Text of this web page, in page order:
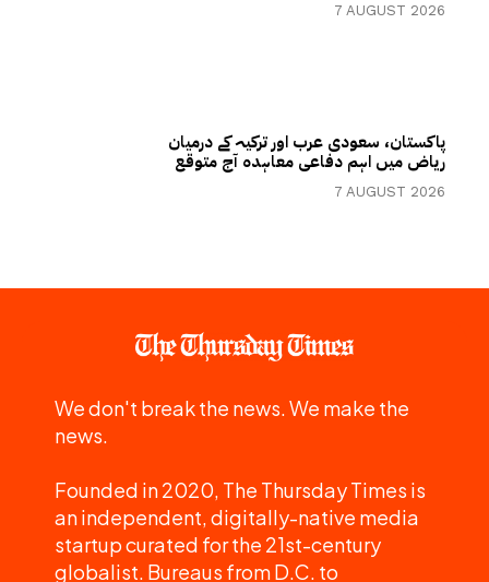
7 AUGUST 2026
پاکستان، سعودی عرب اور ترکیہ کے درمیان
ریاض میں اہم دفاعی معاہدہ آج متوقع
7 AUGUST 2026
We don't break the news. We make the
news.
Founded in 2020, The Thursday Times is
an independent, digitally-native media
startup curated for the 21st-century
globalist. Bureaus from D.C. to